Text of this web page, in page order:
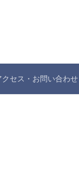
クセス・お問い合わせ